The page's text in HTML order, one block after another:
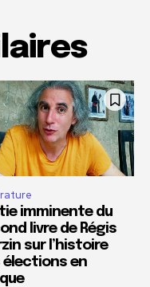
imminente du
livre de Régis
sur l’histoire
élections en